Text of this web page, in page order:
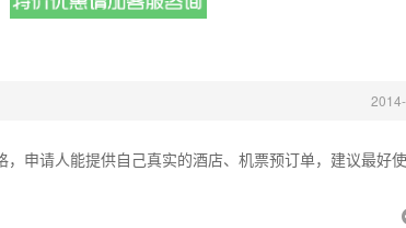
，申请人能提供自己真实的酒店、机票预订单，建议最好